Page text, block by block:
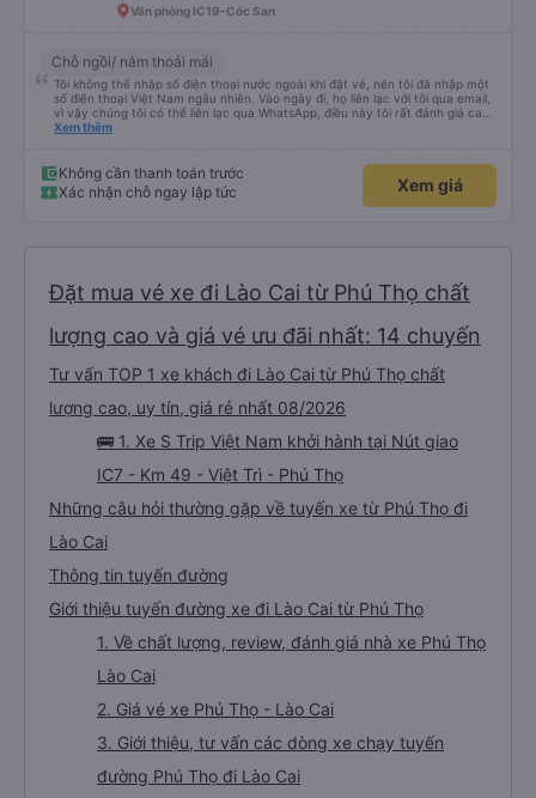
Văn phòng IC19-Cốc San
Chỗ ngồi/ nằm thoải mái
Tôi không thể nhập số điện thoại nước ngoài khi đặt vé, nên tôi đã nhập một
số điện thoại Việt Nam ngẫu nhiên. Vào ngày đi, họ liên lạc với tôi qua email,
vì vậy chúng tôi có thể liên lạc qua WhatsApp, điều này tôi rất đánh giá cao.
Hướng dẫn chờ tài xế cũng rất tốt. Xe buýt sạch sẽ, tôi được phát một chai
dừng giữa sân bay và Lào Cai). Tôi không tìm thấy nhà vệ sinh trên xe, nên
hơi hoảng một chút, nhưng tôi đánh giá cao việc xe dừng nghỉ thường xuyên
ở cuối hành trình. Tôi sẽ đánh giá cao hơn nếu điều này được thông báo
Xem thêm
Không cần thanh toán trước
Xác nhận chỗ ngay lập tức
Xem giá
Đặt mua vé xe đi Lào Cai từ Phú Thọ chất
lượng cao và giá vé ưu đãi nhất: 14 chuyến
Tư vấn TOP 1 xe khách đi Lào Cai từ Phú Thọ chất
lượng cao, uy tín, giá rẻ nhất 08/2026
🚌 1. Xe S Trip Việt Nam khởi hành tại Nút giao
IC7 - Km 49 - Việt Trì - Phú Thọ
Những câu hỏi thường gặp về tuyến xe từ Phú Thọ đi
Lào Cai
Thông tin tuyến đường
Giới thiệu tuyến đường xe đi Lào Cai từ Phú Thọ
1. Về chất lượng, review, đánh giá nhà xe Phú Thọ
Lào Cai
2. Giá vé xe Phú Thọ - Lào Cai
3. Giới thiệu, tư vấn các dòng xe chạy tuyến
đường Phú Thọ đi Lào Cai